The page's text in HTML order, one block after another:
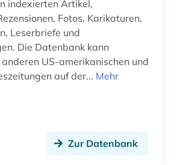
grossbritannien (1)
großbritannien (2)
gruppenspiel (1)
(1)
indexierten Artikel,
Fotos, Karikaturen,
Leserbriefe und
Die Datenbank kann
US-amerikanischen und
auf der... Mehr
Zur Datenbank